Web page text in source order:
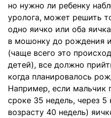
но нужно ли ребенку
уролога, может решить
одно яичко или оба
в мошонку до рождения
(чаще всего это
детей), все должно
когда планировалось
Например, если мальчик
сроке 35 недель, через
возрасту 40 недель)